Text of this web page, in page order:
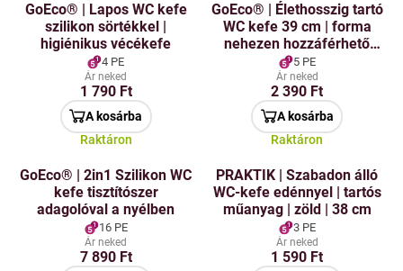
GoEco® | Lapos WC kefe
szilikon sörtékkel |
higiénikus vécékefe
4 PE
Ár neked
1 790 Ft
A kosárba
Raktáron
GoEco® | Élethosszig tartó
WC kefe 39 cm | forma
nehezen hozzáférhető
helyekhez | szilikon sörték
5 PE
Ár neked
2 390 Ft
A kosárba
Raktáron
GoEco® | 2in1 Szilikon WC
kefe tisztítószer
adagolóval a nyélben
16 PE
Ár neked
7 890 Ft
PRAKTIK | Szabadon álló
WC-kefe edénnyel | tartós
műanyag | zöld | 38 cm
3 PE
Ár neked
1 590 Ft